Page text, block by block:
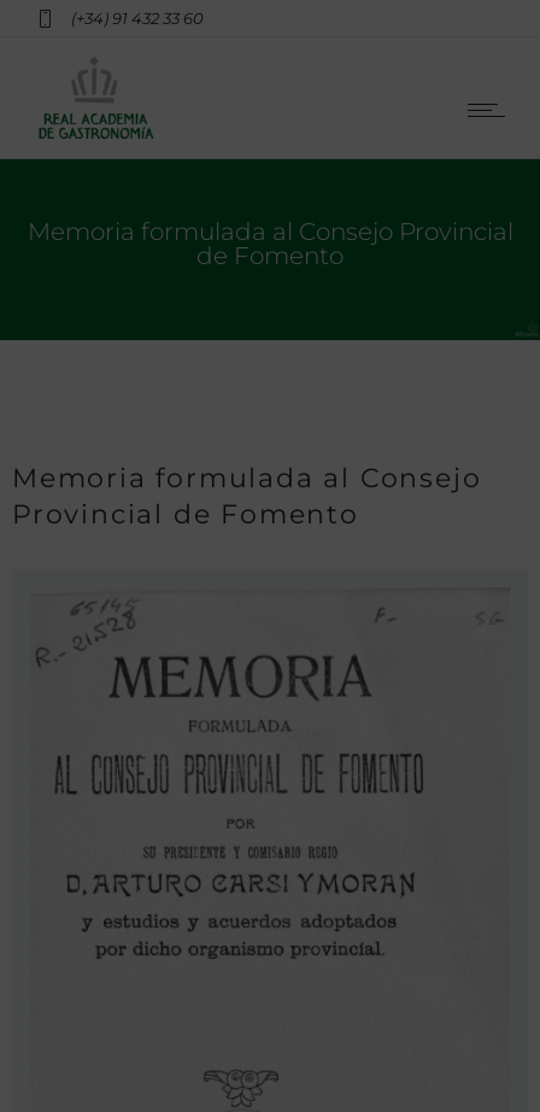
(+34) 91 432 33 60
Memoria formulada al Consejo Provincial
de Fomento
Memoria formulada al Consejo
Provincial de Fomento